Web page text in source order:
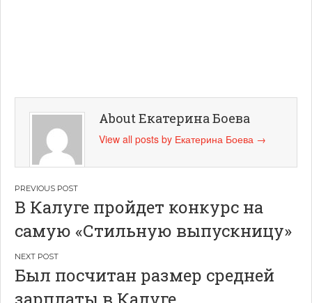
About Екатерина Боева
View all posts by Екатерина Боева →
Навигация
по
записям
В Калуге пройдет конкурс на
самую «Стильную выпускницу»
Был посчитан размер средней